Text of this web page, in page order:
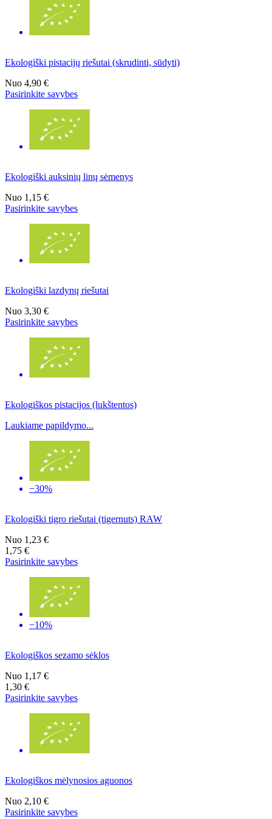
Ekologiški pistacijų riešutai (skrudinti, sūdyti)
Nuo 4,90 €
Pasirinkite savybes
Ekologiški auksinių linų sėmenys
Nuo 1,15 €
Pasirinkite savybes
Ekologiški lazdynų riešutai
Nuo 3,30 €
Pasirinkite savybes
Ekologiškos pistacijos (lukštentos)
Laukiame papildymo...
−30%
Ekologiški tigro riešutai (tigernuts) RAW
Nuo 1,23 €
1,75 €
Pasirinkite savybes
−10%
Ekologiškos sezamo sėklos
Nuo 1,17 €
1,30 €
Pasirinkite savybes
Ekologiškos mėlynosios aguonos
Nuo 2,10 €
Pasirinkite savybes